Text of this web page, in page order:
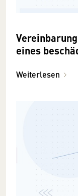
eines
Weiterlesen